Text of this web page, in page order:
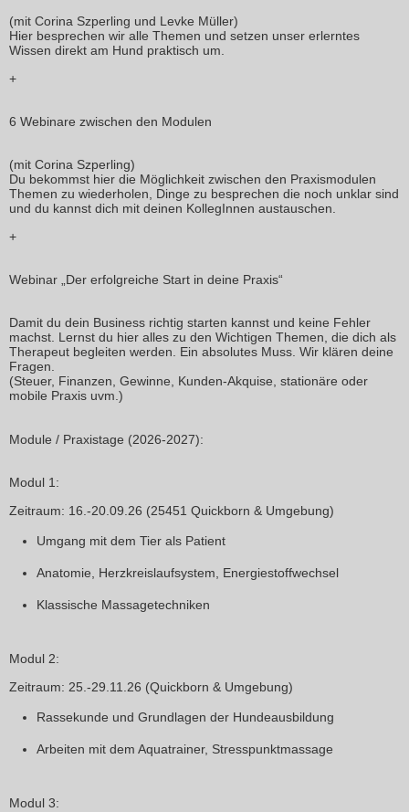
(mit Corina Szperling und Levke Müller)
Hier besprechen wir alle Themen und setzen unser erlerntes
Wissen direkt am Hund praktisch um.
+
6 Webinare zwischen den Modulen
(mit Corina Szperling)
Du bekommst hier die Möglichkeit zwischen den Praxismodulen
Themen zu wiederholen, Dinge zu besprechen die noch unklar sind
und du kannst dich mit deinen KollegInnen austauschen.
+
Webinar „Der erfolgreiche Start in deine Praxis“
Damit du dein Business richtig starten kannst und keine Fehler
machst. Lernst du hier alles zu den Wichtigen Themen, die dich als
Therapeut begleiten werden. Ein absolutes Muss. Wir klären deine
Fragen.
(Steuer, Finanzen, Gewinne, Kunden-Akquise, stationäre oder
mobile Praxis uvm.)
Module / Praxistage (2026-2027):
Modul 1:
Zeitraum: 16.-20.09.26 (25451 Quickborn & Umgebung)
Umgang mit dem Tier als Patient
Anatomie, Herzkreislaufsystem, Energiestoffwechsel
Klassische Massagetechniken
Modul 2:
Zeitraum: 25.-29.11.26 (Quickborn & Umgebung)
Rassekunde und Grundlagen der Hundeausbildung
Arbeiten mit dem Aquatrainer, Stresspunktmassage
Modul 3: